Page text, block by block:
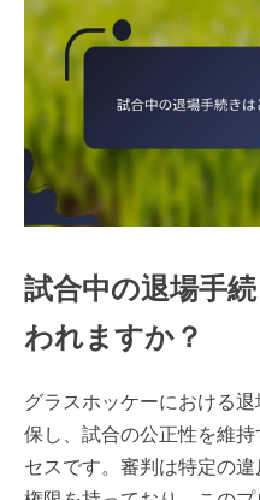
試合中の退場手
われますか？
グラスホッケーにおける
保し、試合の公正性を維
セスです。審判は特定の